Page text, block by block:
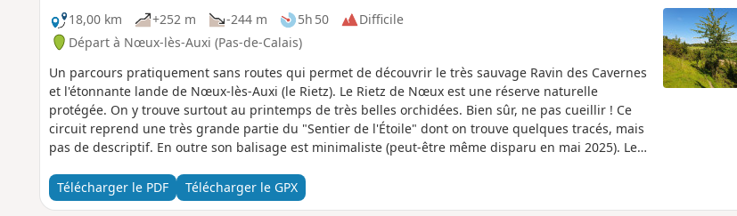
18,00 km
+252 m -244 m 5h 50
Difficile
Départ à Nœux-lès-Auxi (Pas-de-Calais)
Un parcours pratiquement sans routes qui permet de découvrir le très sauvage Ravin des Cavernes
et l'étonnante lande de Nœux-lès-Auxi (le Rietz). Le Rietz de Nœux est une réserve naturelle
protégée. On y trouve surtout au printemps de très belles orchidées. Bien sûr, ne pas cueillir ! Ce
circuit reprend une très grande partie du "Sentier de l'Étoile" dont on trouve quelques tracés, mais
pas de descriptif. En outre son balisage est minimaliste (peut-être même disparu en mai 2025). Les
visionner les 2 vidéos dont on trouve les liens dans le commentaire de Denis.
Télécharger le PDF Télécharger le GPX